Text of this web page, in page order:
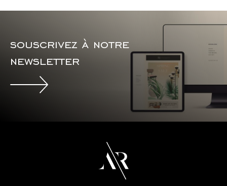
souscrivez à notre
newsletter